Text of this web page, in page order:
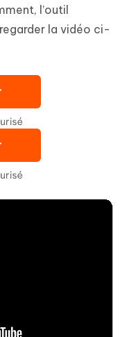
l’outil
la vidéo ci-